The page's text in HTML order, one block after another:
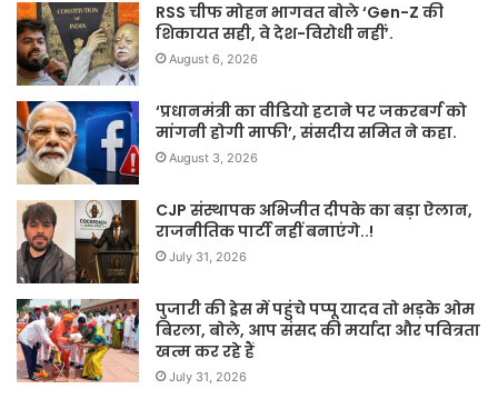
RSS चीफ मोहन भागवत बोले ‘Gen-Z की
शिकायत सही, वे देश-विरोधी नहीं’.
August 6, 2026
‘प्रधानमंत्री का वीडियो हटाने पर जकरबर्ग को
मांगनी होगी माफी’, संसदीय समित ने कहा.
August 3, 2026
CJP संस्थापक अभिजीत दीपके का बड़ा ऐलान,
राजनीतिक पार्टी नहीं बनाएंगे..!
July 31, 2026
पुजारी की ड्रेस में पहुंचे पप्पू यादव तो भड़के ओम
बिरला, बोले, आप संसद की मर्यादा और पवित्रता
खत्म कर रहे हैं
July 31, 2026